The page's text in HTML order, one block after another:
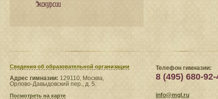
Экскурсии
Сведения​ об образовательной организации
Адрес гимназии: 129110, Москва,
Орлово-Давыдовский пер., д. 5.
Посмотреть на карте
Телефон гимназии:
8 (495) 680-92-
info@mgl.ru